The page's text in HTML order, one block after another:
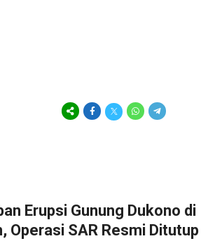
Erupsi Gunung Dukono di
Operasi SAR Resmi Ditutup